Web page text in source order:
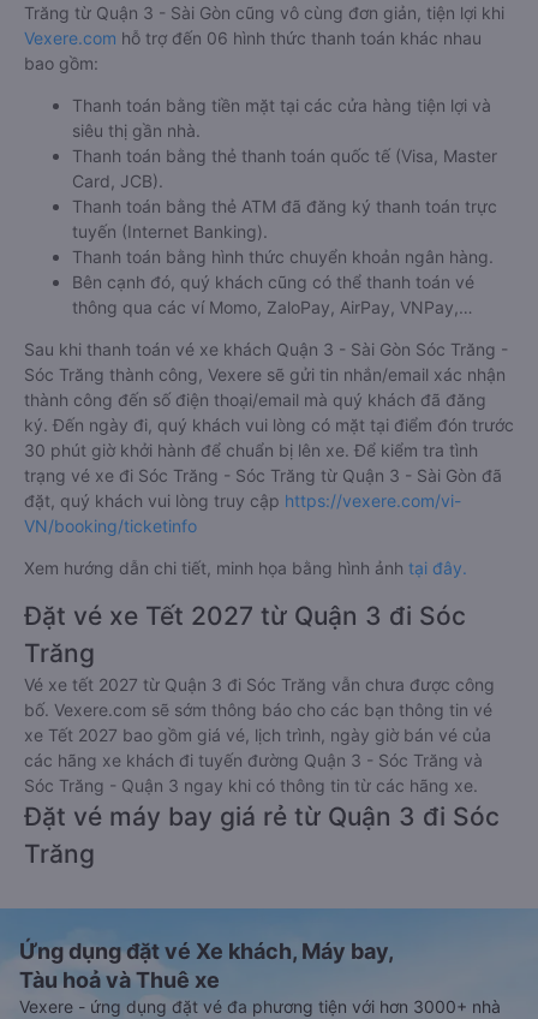
Trăng từ Quận 3 - Sài Gòn cũng vô cùng đơn giản, tiện lợi khi
Vexere.com hỗ trợ đến 06 hình thức thanh toán khác nhau
bao gồm:
Thanh toán bằng tiền mặt tại các cửa hàng tiện lợi và
siêu thị gần nhà.
Thanh toán bằng thẻ thanh toán quốc tế (Visa, Master
Card, JCB).
Thanh toán bằng thẻ ATM đã đăng ký thanh toán trực
tuyến (Internet Banking).
Thanh toán bằng hình thức chuyển khoản ngân hàng.
Bên cạnh đó, quý khách cũng có thể thanh toán vé
thông qua các ví Momo, ZaloPay, AirPay, VNPay,…
Sau khi thanh toán vé xe khách Quận 3 - Sài Gòn Sóc Trăng -
Sóc Trăng thành công, Vexere sẽ gửi tin nhắn/email xác nhận
thành công đến số điện thoại/email mà quý khách đã đăng
ký. Đến ngày đi, quý khách vui lòng có mặt tại điểm đón trước
30 phút giờ khởi hành để chuẩn bị lên xe. Để kiểm tra tình
trạng vé xe đi Sóc Trăng - Sóc Trăng từ Quận 3 - Sài Gòn đã
đặt, quý khách vui lòng truy cập https://vexere.com/vi-
VN/booking/ticketinfo
Xem hướng dẫn chi tiết, minh họa bằng hình ảnh tại đây.
Đặt vé xe Tết 2027 từ Quận 3 đi Sóc
Trăng
Vé xe tết 2027 từ Quận 3 đi Sóc Trăng vẫn chưa được công
bố. Vexere.com sẽ sớm thông báo cho các bạn thông tin vé
xe Tết 2027 bao gồm giá vé, lịch trình, ngày giờ bán vé của
các hãng xe khách đi tuyến đường Quận 3 - Sóc Trăng và
Sóc Trăng - Quận 3 ngay khi có thông tin từ các hãng xe.
Đặt vé máy bay giá rẻ từ Quận 3 đi Sóc
Trăng
Ứng dụng đặt vé Xe khách, Máy bay,
Tàu hoả và Thuê xe
Vexere - ứng dụng đặt vé đa phương tiện với hơn 3000+ nhà